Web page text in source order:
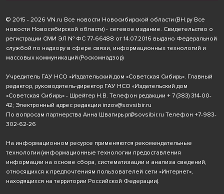
© 2015 - 2026 VN.ru Все новости Новосибирской области (ВН.ру Все
новости Новосибирской области) - сетевое издание. Свидетельство о
регистрации СМИ ЭЛ № ФС 77-66488 от 14.07.2016 выдано Федеральной
службой по надзору в сфере связи, информационных технологий и
массовых коммуникаций (Роскомнадзор)
Учредитель ГАУ НСО «Издательский дом «Советская Сибирь». Главный
редактор, руководитель-директор ГАУ НСО «Издательский дом
«Советская Сибирь» - Шрейтер Н.В. Телефон редакции + 7 (383) 314-00-
42; Электронный адрес редакции inzov@sovsibir.ru
По вопросам партнерства Анна Швагирь pr@sovsibir.ru Телефон +7-983-
302-62-26
На информационном ресурсе применяются рекомендательные
технологии (информационные технологии предоставления
информации на основе сбора, систематизации и анализа сведений,
относящихся к предпочтениям пользователей сети «Интернет»,
находящихся на территории Российской Федерации).